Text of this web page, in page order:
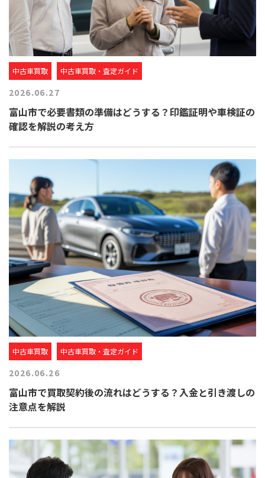
中古車買取 中古車買取・査定ガイド
2026.06.27
富山市で必要書類の準備はどうする？印鑑証明や車検証の
確認を解説の考え方
中古車買取 中古車買取・査定ガイド
2026.06.26
富山市で買取契約後の流れはどうする？入金と引き渡しの
注意点を解説